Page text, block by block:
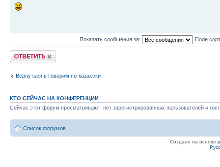
Показать сообщения за: Поле
Ответить
Вернуться в Говорим по-казахски
КТО СЕЙЧАС НА КОНФЕРЕНЦИИ
Сейчас этот форум просматривают: нет зарегистрированных пользователей и
Список форумов
Создано на основе